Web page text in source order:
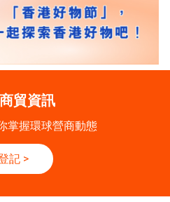
貿資訊
掌握環球營商動態
記 >